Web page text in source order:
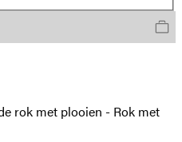
rok met plooien - Rok met